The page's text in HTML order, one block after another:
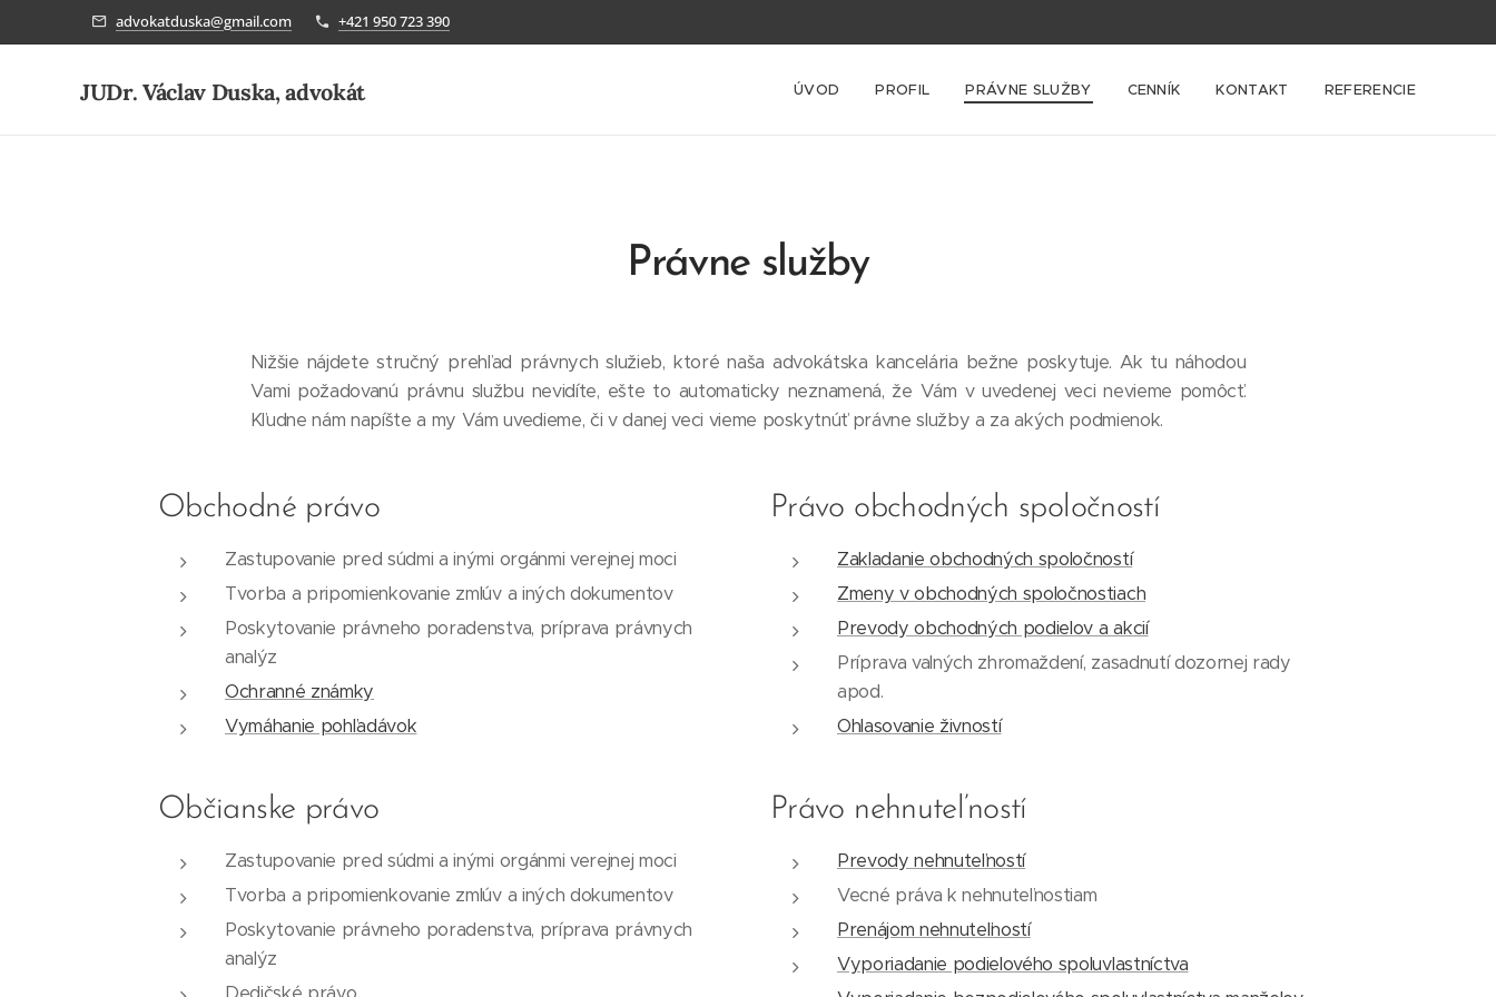
advokatduska@gmail.com +421 950 723 390
JUDr. Václav Duska, advokát ÚVOD PROFIL PRÁVNE SLUŽBY CENNÍK KONTAKT REFERENCIE
Právne služby
Nižšie nájdete stručný prehľad právnych služieb, ktoré naša advokátska kancelária bežne poskytuje. Ak tu náhodou
Vami požadovanú právnu službu nevidíte, ešte to automaticky neznamená, že Vám v uvedenej veci nevieme pomôcť.
Kľudne nám napíšte a my Vám uvedieme, či v danej veci vieme poskytnúť právne služby a za akých podmienok.
Obchodné právo
Zastupovanie pred súdmi a inými orgánmi verejnej moci
Tvorba a pripomienkovanie zmlúv a iných dokumentov
Poskytovanie právneho poradenstva, príprava právnych
analýz
Ochranné známky
Vymáhanie pohľadávok
Právo obchodných spoločností
Zakladanie obchodných spoločností
Zmeny v obchodných spoločnostiach
Prevody obchodných podielov a akcií
Príprava valných zhromaždení, zasadnutí dozornej rady
apod.
Ohlasovanie živností
Občianske právo
Zastupovanie pred súdmi a inými orgánmi verejnej moci
Tvorba a pripomienkovanie zmlúv a iných dokumentov
Poskytovanie právneho poradenstva, príprava právnych
analýz
Právo nehnuteľností
Prevody nehnuteľností
Vecné práva k nehnuteľnostiam
Prenájom nehnuteľností
Vyporiadanie podielového spoluvlastníctva